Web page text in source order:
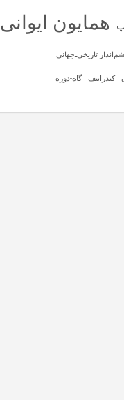
همایون ایوانی
تاریخی‌ـ‌جهانی
کندراتیف گاه-دوره